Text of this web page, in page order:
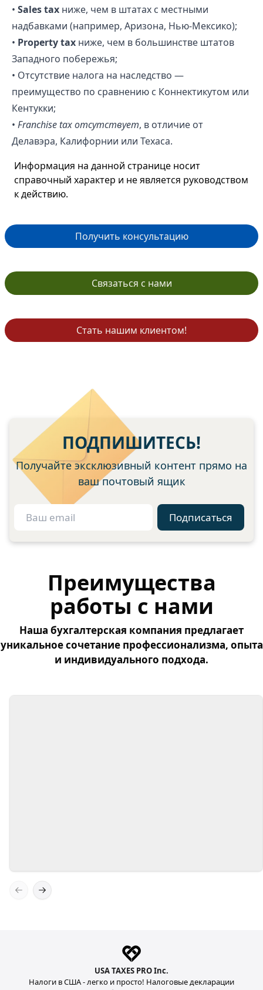
•Sales tax ниже, чем в штатах с местными
надбавками (например, Аризона, Нью-Мексико);
• Property tax ниже, чем в большинстве штатов
Западного побережья;
• Отсутствие налога на наследство —
преимущество по сравнению с Коннектикутом или
Кентукки;
•Franchise tax отсутствует, в отличие от
Делавэра, Калифорнии или Техаса.
Информация на данной странице носит
справочный характер и не является руководством
к действию.
Получить консультацию
Связаться с нами
Стать нашим клиентом!
ПОДПИШИТЕСЬ!
Получайте эксклюзивный контент прямо на
ваш почтовый ящик
Подписаться
Преимущества
работы с нами
Наша бухгалтерская компания предлагает
уникальное сочетание профессионализма, опыта
и индивидуального подхода.
Previous slide
Next slide
USA TAXES PRO Inc.
Налоги в США - легко и просто! Налоговые декларации